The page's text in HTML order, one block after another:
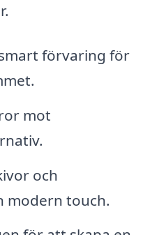
förvaring för
mot
och
modern touch.